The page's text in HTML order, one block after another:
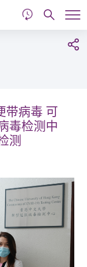
带病毒 可
毒检测中
测